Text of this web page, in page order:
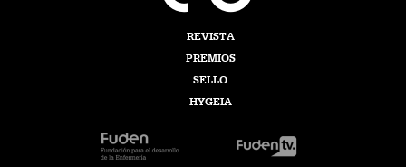
REVISTA
PREMIOS
SELLO
HYGEIA